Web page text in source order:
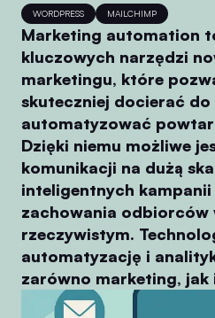
WORDPRESS MAILCHIMP
Marketing automation
kluczowych narzędzi
marketingu, które
skuteczniej docierać
automatyzować
Dzięki niemu możliwe
komunikacji na dużą
inteligentnych kampanii
zachowania odbiorców
rzeczywistym.
automatyzację i
zarówno marketing, jak